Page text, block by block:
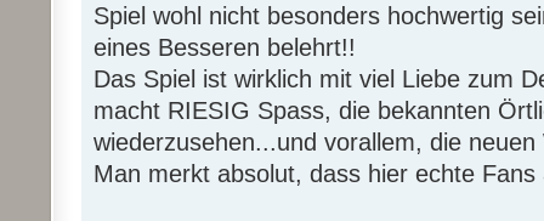
Spiel wohl nicht besonders hochwertig
eines Besseren belehrt!!
Das Spiel ist wirklich mit viel Liebe zum
macht RIESIG Spass, die bekannten
wiederzusehen...und vorallem, die
Man merkt absolut, dass hier echte